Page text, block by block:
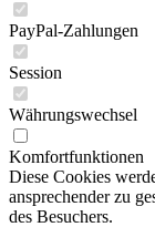
PayPal-Zahlungen
Session
Währungswechsel
Komfortfunktionen
Diese Cookies
ansprechender zu
des Besuchers.